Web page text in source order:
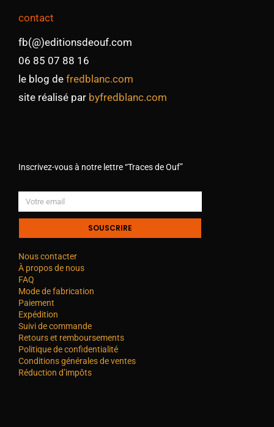
contact
fb(@)editionsdeouf.com
06 85 07 88 16
le blog de fredblanc.com
site réalisé par byfredblanc.com
Inscrivez-vous à notre lettre “Traces de Ouf”
SOUSCRIRE
Nous contacter
À propos de nous
FAQ
Mode de fabrication
Paiement
Expédition
Suivi de commande
Retours et remboursements
Politique de confidentialité
Conditions générales de ventes
Réduction d’impôts